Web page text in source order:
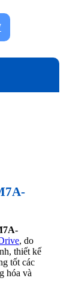
, do
thiết kế
tốt các
hóa và